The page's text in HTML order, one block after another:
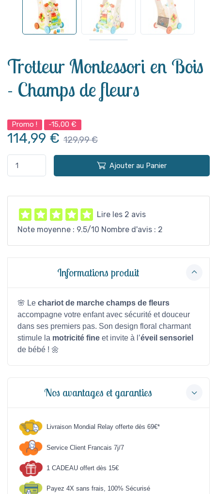
Trotteur Montessori en Bois
- Champs de fleurs
Promo ! -15,00 €
114,99 € 129,99 €
Ajouter au Panier
Lire les 2 avis
Note moyenne : 9.5/10 Nombre d'avis : 2
Informations produit
🌸 Le chariot de marche champs de fleurs
accompagne votre enfant avec sécurité et douceur
dans ses premiers pas. Son design floral charmant
stimule la motricité fine et invite à l’éveil sensoriel
de bébé ! 🌼
Nos avantages et garanties
Livraison Mondial Relay offerte dès 69€*
Service Client Francais 7j/7
1 CADEAU offert dès 15€
Payez 4X sans frais, 100% Sécurisé